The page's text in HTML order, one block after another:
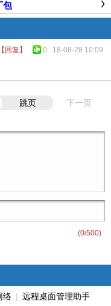
包
【回复】 0 18-08-28 10:09
跳页 下一页
(0/500)
络 | 远程桌面管理助手